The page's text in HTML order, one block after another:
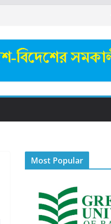
Most Popular